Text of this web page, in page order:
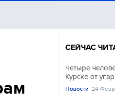
СЕЙЧАС
Четыре
Курске от
Новости 24